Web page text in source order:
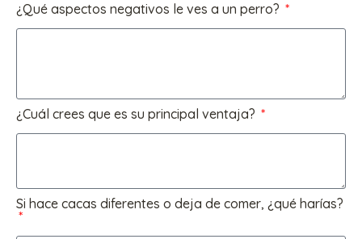
¿Qué aspectos negativos le ves a un perro?
¿Cuál crees que es su principal ventaja?
Si hace cacas diferentes o deja de comer, ¿qué harías?